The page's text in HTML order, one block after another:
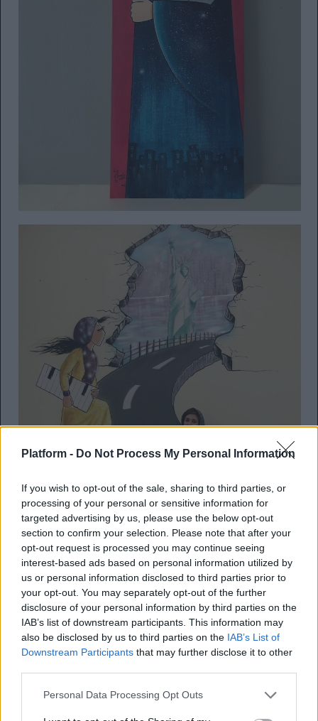
Platform - Do Not Process My Personal Information
If you wish to opt-out of the sale, sharing to third parties, or
processing of your personal or sensitive information for
targeted advertising by us, please use the below opt-out
section to confirm your selection. Please note that after your
opt-out request is processed you may continue seeing
interest-based ads based on personal information utilized by
us or personal information disclosed to third parties prior to
your opt-out. You may separately opt-out of the further
disclosure of your personal information by third parties on the
IAB’s list of downstream participants. This information may
also be disclosed by us to third parties on the IAB’s List of
Downstream Participants that may further disclose it to other
Personal Data Processing Opt Outs